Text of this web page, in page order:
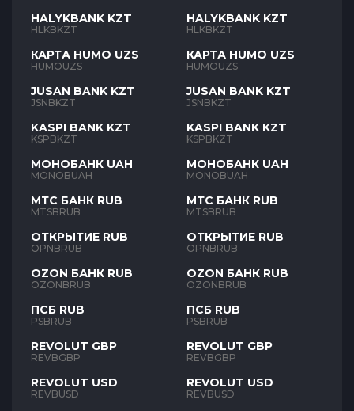
HALYKBANK KZT
HLKBKZT
КАРТА HUMO UZS
HUMOUZS
JUSAN BANK KZT
JSNBKZT
KASPI BANK KZT
KSPBKZT
МОНОБАНК UAH
MONOBUAH
МТС БАНК RUB
MTSBRUB
ОТКРЫТИЕ RUB
OPNBRUB
OZON БАНК RUB
OZONBRUB
ПСБ RUB
PSBRUB
REVOLUT GBP
REVBGBP
REVOLUT USD
REVBUSD
HALYKBANK KZT
HLKBKZT
КАРТА HUMO UZS
HUMOUZS
JUSAN BANK KZT
JSNBKZT
KASPI BANK KZT
KSPBKZT
МОНОБАНК UAH
MONOBUAH
МТС БАНК RUB
MTSBRUB
ОТКРЫТИЕ RUB
OPNBRUB
OZON БАНК RUB
OZONBRUB
ПСБ RUB
PSBRUB
REVOLUT GBP
REVBGBP
REVOLUT USD
REVBUSD